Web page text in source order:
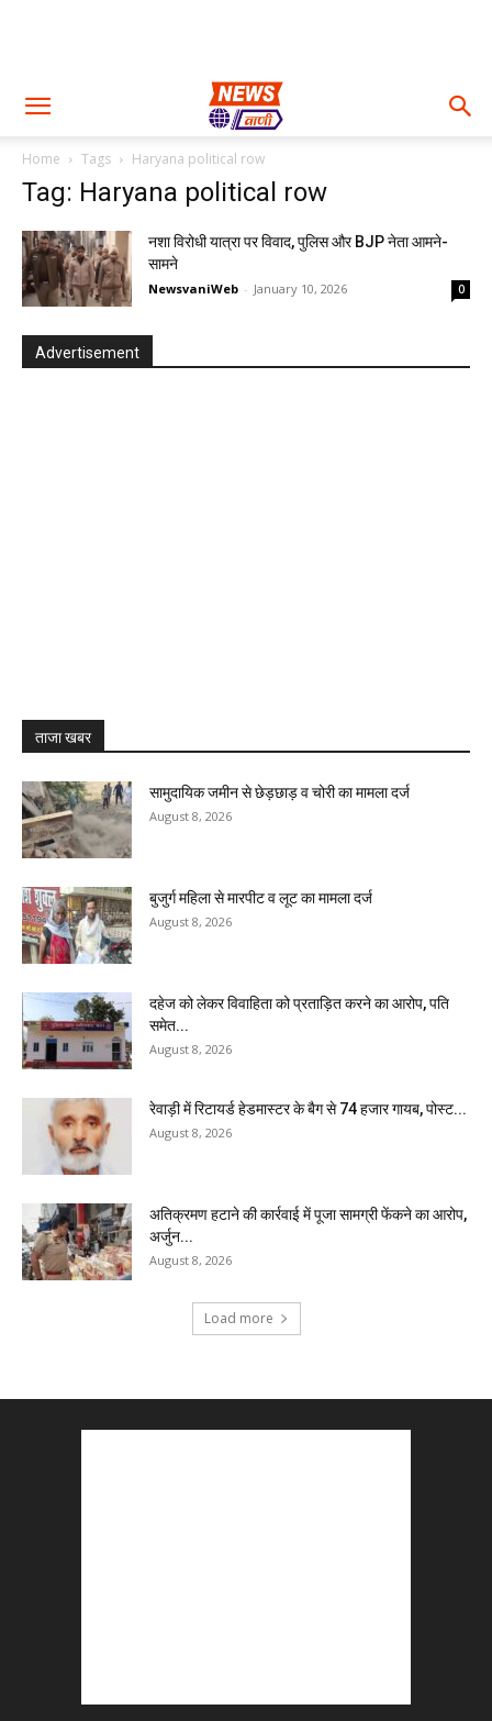
Home Tags Haryana political row
Tag: Haryana political row
नशा विरोधी यात्रा पर विवाद, पुलिस और BJP नेता आमने-
सामने
NewsvaniWeb - January 10, 2026 0
Advertisement
ताजा खबर
सामुदायिक जमीन से छेड़छाड़ व चोरी का मामला दर्ज
August 8, 2026
बुजुर्ग महिला से मारपीट व लूट का मामला दर्ज
August 8, 2026
दहेज को लेकर विवाहिता को प्रताड़ित करने का आरोप, पति
समेत...
August 8, 2026
रेवाड़ी में रिटायर्ड हेडमास्टर के बैग से ₹74 हजार गायब, पोस्ट...
August 8, 2026
अतिक्रमण हटाने की कार्रवाई में पूजा सामग्री फेंकने का आरोप,
अर्जुन...
August 8, 2026
Load more